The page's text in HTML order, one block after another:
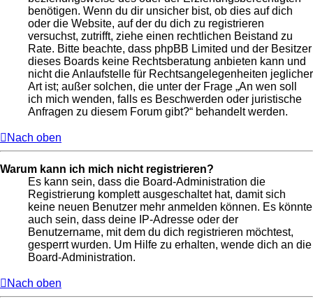
benötigen. Wenn du dir unsicher bist, ob dies auf dich
oder die Website, auf der du dich zu registrieren
versuchst, zutrifft, ziehe einen rechtlichen Beistand zu
Rate. Bitte beachte, dass phpBB Limited und der Besitzer
dieses Boards keine Rechtsberatung anbieten kann und
nicht die Anlaufstelle für Rechtsangelegenheiten jeglicher
Art ist; außer solchen, die unter der Frage „An wen soll
ich mich wenden, falls es Beschwerden oder juristische
Anfragen zu diesem Forum gibt?“ behandelt werden.
Nach oben
Warum kann ich mich nicht registrieren?
Es kann sein, dass die Board-Administration die
Registrierung komplett ausgeschaltet hat, damit sich
keine neuen Benutzer mehr anmelden können. Es könnte
auch sein, dass deine IP-Adresse oder der
Benutzername, mit dem du dich registrieren möchtest,
gesperrt wurden. Um Hilfe zu erhalten, wende dich an die
Board-Administration.
Nach oben